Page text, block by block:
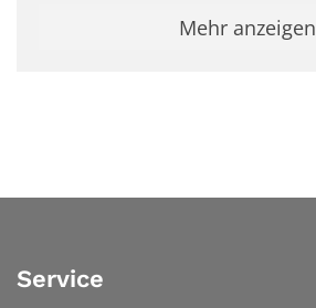
Mehr anzeigen
Service